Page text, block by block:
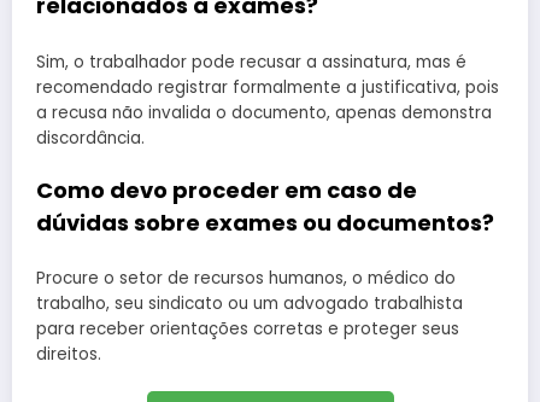
Sim, o trabalhador pode recusar a assinatura, mas é
recomendado registrar formalmente a justificativa, pois
a recusa não invalida o documento, apenas demonstra
discordância.
Como devo proceder em caso de
dúvidas sobre exames ou documentos?
Procure o setor de recursos humanos, o médico do
trabalho, seu sindicato ou um advogado trabalhista
para receber orientações corretas e proteger seus
direitos.